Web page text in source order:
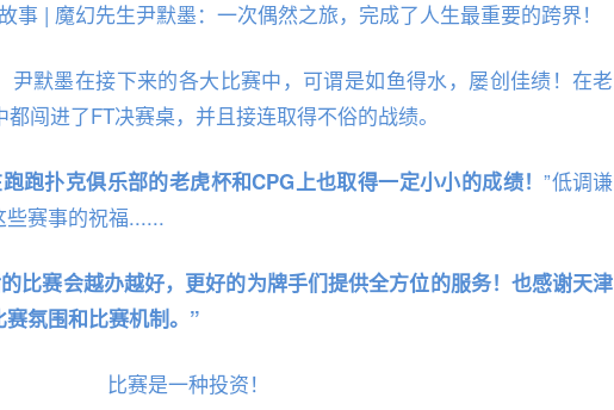
尹默墨在接下来的各大比赛中，可谓是如鱼得水，屡创佳绩！在老
闯进了FT决赛桌，并且接连取得不俗的战绩。
跑扑克俱乐部的老虎杯和CPG上也取得一定小小的成绩！”低调谦
赛事的祝福......
比赛会越办越好，更好的为牌手们提供全方位的服务！也感谢天津
氛围和比赛机制。”
比赛是一种投资！